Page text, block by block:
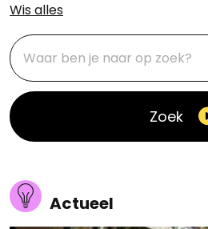
Wis alles
Zoek
Actueel